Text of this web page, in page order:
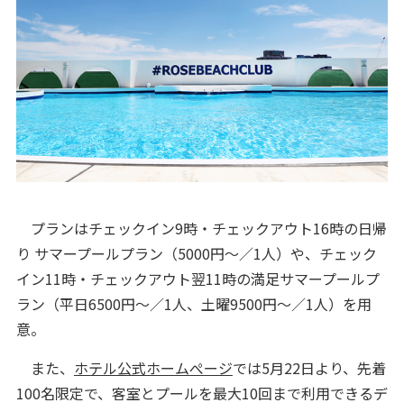
プランはチェックイン9時・チェックアウト16時の日帰
り サマープールプラン（5000円～／1人）や、チェック
イン11時・チェックアウト翌11時の満足サマープールプ
ラン（平日6500円～／1人、土曜9500円～／1人）を用
意。
また、 ホテル公式ホームぺージでは5月22日より、先着
100名限定で、客室とプールを最大10回まで利用できるデ